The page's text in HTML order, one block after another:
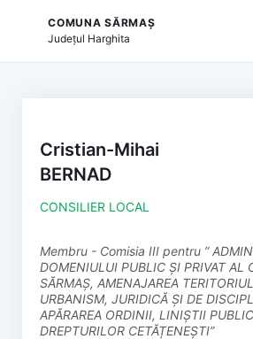
COMUNA SĂRMAȘ
Județul Harghita
Cristian-Mihai
BERNAD
CONSILIER LOCAL
membru - Comisia III pentru ” ADMINISTRAREA
DOMENIULUI PUBLIC ȘI PRIVAT AL
SĂRMAȘ, AMENAJAREA
URBANISM, JURIDICĂ ȘI DE
APĂRAREA ORDINII, LINIȘTII
DREPTURILOR CETĂȚENEȘTI”